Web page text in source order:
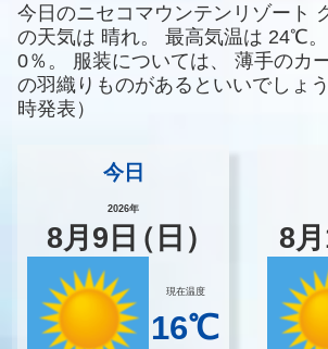
今日のニセコマウンテンリゾート
の天気は 晴れ。 最高気温は 24℃。
0％。
服装については、
薄手のカ
の羽織りものがあるといいでしょ
時発表）
今日
2026年
8月 9 日（日）
現在温度
16℃
8月